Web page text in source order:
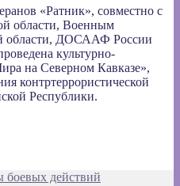
«Ратник», совместно с
области, Военным
области, ДОСААФ России
культурно-
на Северном Кавказе»,
контртеррористической
Республики.
боевых действий